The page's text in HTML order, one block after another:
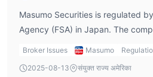
Masumo Securities is regulated
Agency (FSA) in Japan. The
business license, registered
oversight ensures that Masumo
Broker Issues Masumo
2025-08-13
संयुक्त राज्य अमेरिका